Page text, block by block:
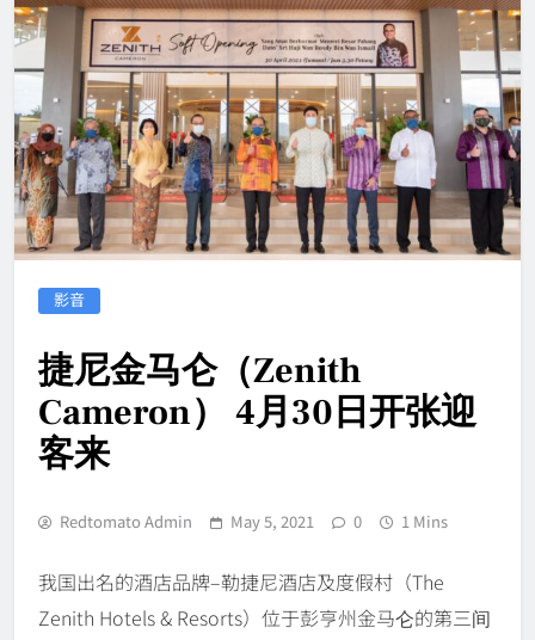
影音
捷尼金马仑（Zenith
Cameron） 4月30日开张迎
客来
Redtomato Admin May 5, 2021 0 1 Mins
我国出名的酒店品牌–勒捷尼酒店及度假村（The
Zenith Hotels & Resorts）位于彭亨州金马仑的第三间